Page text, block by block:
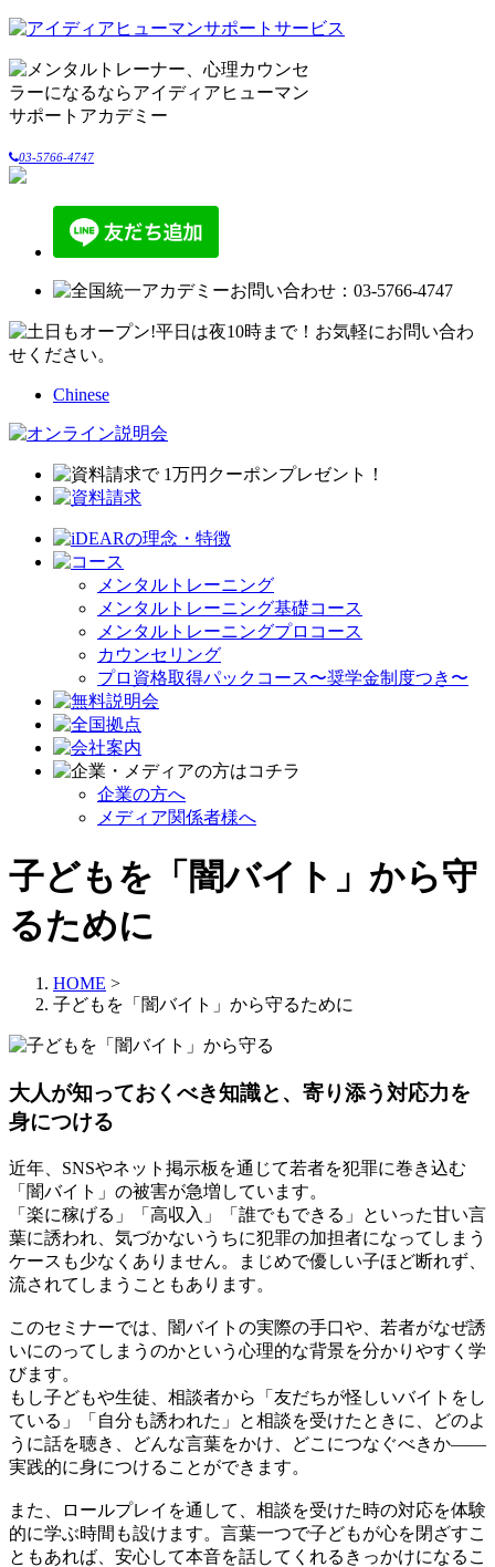
03-5766-4747
Chinese
メンタルトレーニング
メンタルトレーニング基礎コース
メンタルトレーニングプロコース
カウンセリング
プロ資格取得パックコース〜奨学金制度つき〜
企業の方へ
メディア関係者様へ
子どもを「闇バイト」から守
るために
HOME >
子どもを「闇バイト」から守るために
大人が知っておくべき知識と、寄り添う対応力を
身につける
近年、SNSやネット掲示板を通じて若者を犯罪に巻き込む
「闇バイト」の被害が急増しています。
「楽に稼げる」「高収入」「誰でもできる」といった甘い言
葉に誘われ、気づかないうちに犯罪の加担者になってしまう
ケースも少なくありません。まじめで優しい子ほど断れず、
流されてしまうこともあります。
このセミナーでは、闇バイトの実際の手口や、若者がなぜ誘
いにのってしまうのかという心理的な背景を分かりやすく学
びます。
もし子どもや生徒、相談者から「友だちが怪しいバイトをし
ている」「自分も誘われた」と相談を受けたときに、どのよ
うに話を聴き、どんな言葉をかけ、どこにつなぐべきか――
実践的に身につけることができます。
また、ロールプレイを通して、相談を受けた時の対応を体験
的に学ぶ時間も設けます。言葉一つで子どもが心を閉ざすこ
ともあれば、安心して本音を話してくれるきっかけになるこ